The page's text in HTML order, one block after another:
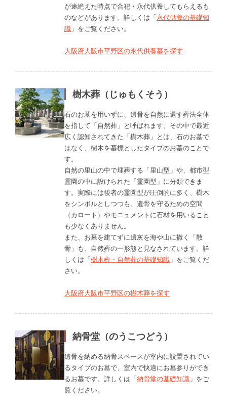
が途絶えた時点で合祀・永代供養してもらえるも
のなどがあります。詳しくは「永代供養の基礎知
識 」をご覧ください。
大阪府大阪市平野区の永代供養墓を探す
樹木葬（じゅもくそう）
石のお墓を用いずに、遺骨を自然に還す葬法全体
を指して「自然葬」と呼ばれます。その中で最近
広く認知されてきた「樹木葬」とは、石のお墓で
はなく、樹木を墓標としたタイプのお墓のことで
す。
自然の里山の中で埋葬する「里山型」や、都市型
霊園の中に設けられた「霊園型」に分類できま
す。実際には後者の霊園型が圧倒的に多く、樹木
をシンボルとしつつも、遺骨を守るための空間
（カロート）やモニュメントに石材を用いること
も少なくありません。
また、お墓を建てずに遺灰を海や山に撒く「散
骨」も、自然葬の一形態と見なされています。詳
しくは「樹木葬・自然葬の基礎知識 」をご覧くだ
さい。
大阪府大阪市平野区の樹木葬を探す
納骨堂（のうこつどう）
遺骨を納める納骨スペースが室内に設置されてい
るタイプのお墓で、室内で快適にお墓参りができ
るお墓です。詳しくは「納骨堂の基礎知識 」をご
覧ください。